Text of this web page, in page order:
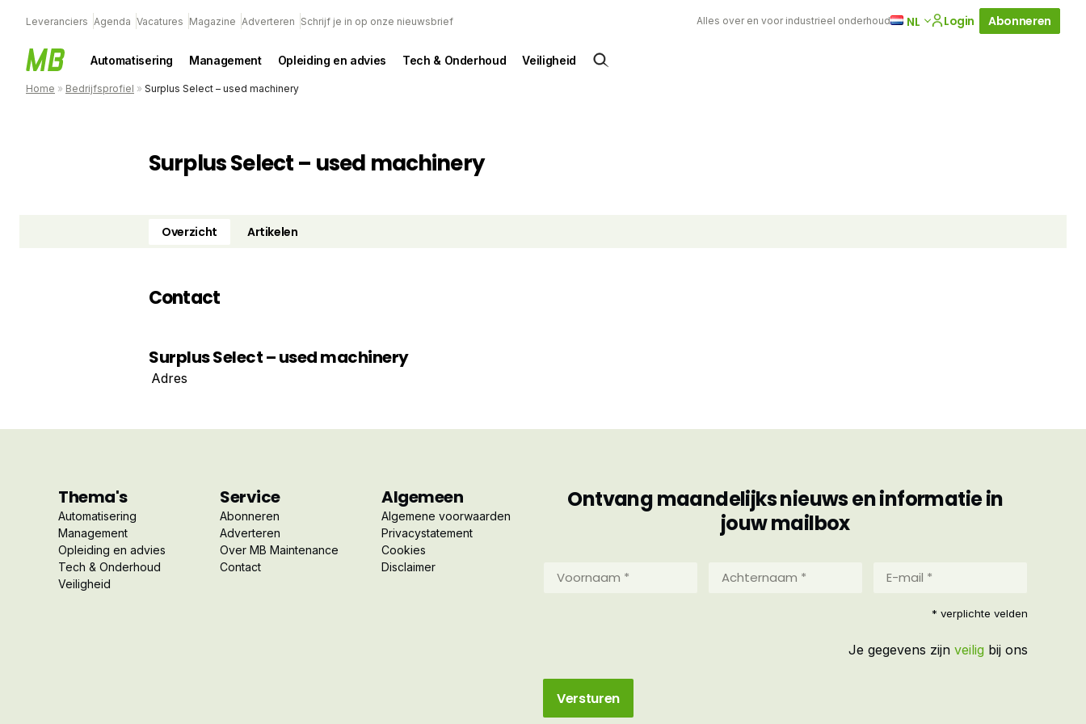
Leveranciers Agenda Vacatures Magazine Adverteren Schrijf je in op onze nieuwsbrief Alles over en voor industrieel onderhoud NL Login Abonneren
Automatisering Management Opleiding en advies Tech & Onderhoud Veiligheid
Home » Bedrijfsprofiel » Surplus Select – used machinery
Surplus Select – used machinery
Overzicht Artikelen
Contact
Surplus Select – used machinery
Adres
Thema's
Automatisering
Management
Opleiding en advies
Tech & Onderhoud
Veiligheid
Service
Abonneren
Adverteren
Over MB Maintenance
Contact
Algemeen
Algemene voorwaarden
Privacystatement
Cookies
Disclaimer
Ontvang maandelijks nieuws en informatie in
jouw mailbox
Achternaam
mail
* verplichte velden
Je gegevens zijn veilig bij ons